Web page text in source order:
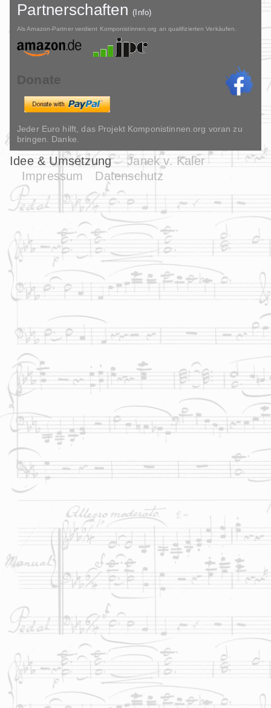
Partnerschaften(Info)
Als Amazon-Partner verdient Komponistinnen.org an qualifizierten Verkäufen.
Donate
Jeder Euro hilft, das Projekt Komponistinnen.org voran zu
bringen. Danke.
Idee & Umsetzung
Janek v. Kaler
Impressum
Datenschutz